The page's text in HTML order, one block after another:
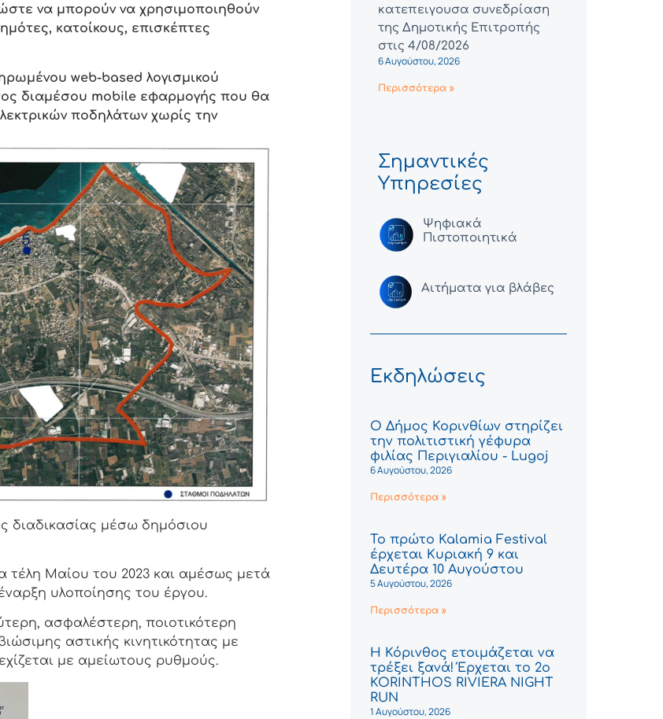
να μπορούν να χρησιμοποιηθούν
κατοίκους, επισκέπτες
web-based λογισμικού
διαμέσου mοbile εφαρμογής που θα
ποδηλάτων χωρίς την
διαδικασίας μέσω δημόσιου
τέλη Μαίου του 2023 και αμέσως μετά
υλοποίησης του έργου.
ασφαλέστερη, ποιοτικότερη
αστικής κινητικότητας με
με αμείωτους ρυθμούς.
κατεπειγουσα συνεδρίαση
της Δημοτικής Επιτροπής
στις 4/08/2026
6 Αυγούστου, 2026
Περισσότερα »
Σημαντικές
Υπηρεσίες
Ψηφιακά
Πιστοποιητικά
Αιτήματα για βλάβες
Εκδηλώσεις
Ο Δήμος Κορινθίων στηρίζει
την πολιτιστική γέφυρα
φιλίας Περιγιαλίου - Lugoj
6 Αυγούστου, 2026
Περισσότερα »
Το πρώτο Kalamia Festival
έρχεται Κυριακή 9 και
Δευτέρα 10 Αυγούστου
5 Αυγούστου, 2026
Περισσότερα »
Η Κόρινθος ετοιμάζεται να
τρέξει ξανά! Έρχεται το 2ο
KORINTHOS RIVIERA NIGHT
RUN
1 Αυγούστου, 2026